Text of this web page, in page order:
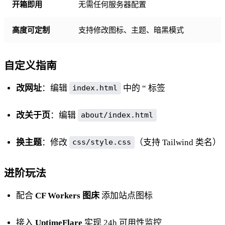
开箱即用 无需任何服务器配置
高度可定制 支持修改图标、主题、暗黑模式
自定义指南
改网址：编辑 index.html 中的 “ 标签
改关于页：编辑 about/index.html
换主题：修改 css/style.css （支持 Tailwind 类名）
进阶玩法
配合 CF Workers 图床添加站点图标
接入 UptimeFlare 实现 24h 可用性监控